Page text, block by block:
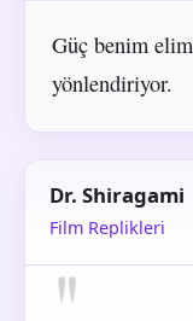
Güç benim
yönlendiriyor.
Dr. Shiragami
Film Replikleri